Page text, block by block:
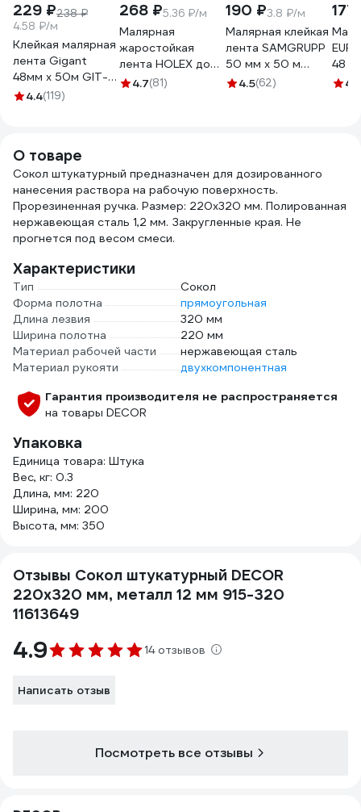
229 ₽238 ₽
4.58 ₽/м
Клейкая малярная
лента Gigant
48мм x 50м GIT-
254.4(119)
268 ₽5.36 ₽/м
Малярная
жаростойкая
лента HOLEX до
100С, зеленая,
4.7(81)
190 ₽3.8 ₽/м
Малярная клейкая
лента SAMGRUPP
50 мм х 50 м
SAMC-
4.5(62)
177
48
4.6
О товаре
Сокол штукатурный предназначен для дозированного
нанесения раствора на рабочую поверхность.
Прорезиненная ручка. Размер: 220х320 мм. Полированная
нержавеющая сталь 1,2 мм. Закругленные края. Не
прогнется под весом смеси.
Характеристики
Тип
Сокол
Форма полотна
прямоугольная
Длина лезвия
320 мм
Ширина полотна
220 мм
Материал рабочей части
нержавеющая сталь
Материал рукояти
двухкомпонентная
Гарантия производителя не распространяется
на товары DECOR
Упаковка
Единица товара: Штука
Вес, кг: 0.3
Длина, мм: 220
Ширина, мм: 200
Высота, мм: 350
Отзывы Сокол штукатурный DECOR
220x320 мм, металл 12 мм 915-320
11613649
4.9 14 отзывов
Написать отзыв
Посмотреть все отзывы